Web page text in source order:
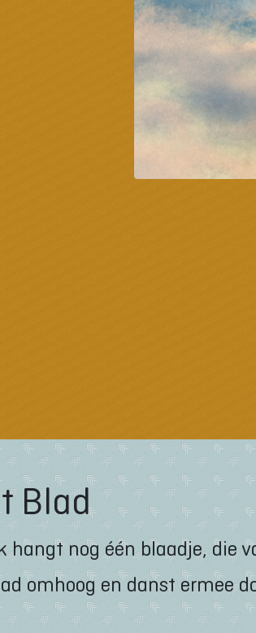
Blad
hangt nog één blaadje, die
omhoog en danst ermee